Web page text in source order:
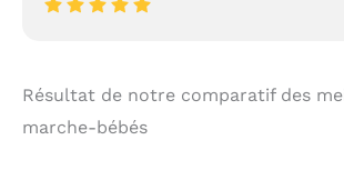
L’enfant
Résultat de notre comparatif des
marche-bébés